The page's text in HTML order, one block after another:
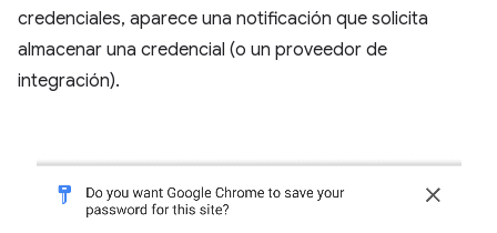
credenciales, aparece una notificación que solicita
almacenar una credencial (o un proveedor de
integración).